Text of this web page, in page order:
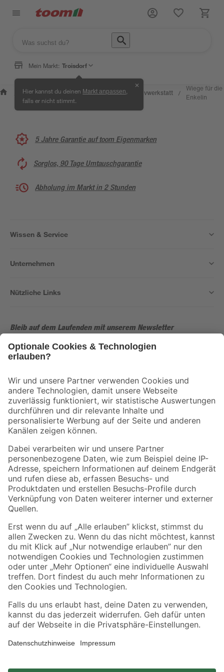
Mein Markt: Troisdorf
Hier kannst du deinen Markt anpassen
falls er nicht stimmt.
✕
Wissen &
Service
/
Selbermachen &
Ratgeber
/ Kreativwerkstatt /
Wiege für die
Enkelin
5 Jahre Garantie auf toom Eigenmarken
Sorglos, 90 Tage Umtauschgarantie
Abholung im Markt in 2 Stunden
Wissen & Service
Unternehmen
Nützliche Links
Bleib auf dem Laufenden mit unserem Newsletter
Der toom Newsletter: Keine Angebote und Aktionen mehr verpassen!
Folge uns
Zahlungsarten Versandarten
Sicher einkaufen
Jetzt die toom-App herunterladen
Alle Preisangaben in EUR inkl. gesetzl. MwSt.. Die dargestellten Angebote sind unter
Umständen nicht in allen Märkten verfügbar. Die angegebenen Verfügbarkeiten beziehen
sich auf den unter "Mein Markt" ausgewählten toom Baumarkt. Alle Angebote und
*Paketversand ab 59 € versandkostenfrei, gilt nicht für Artikel mit Speditionsversand, hier
fallen zusätzliche Versandkosten an.